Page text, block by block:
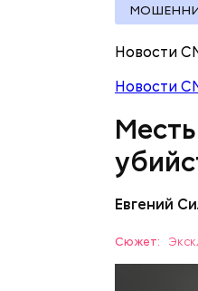
Новости
Новости
Евгений
Сюжет:
— Мое